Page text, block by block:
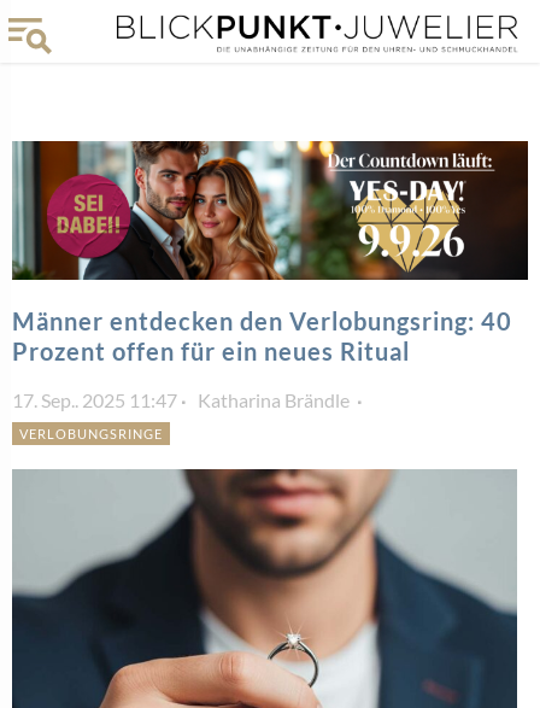
Männer entdecken den Verlobungsring: 40
Prozent offen für ein neues Ritual
17. Sep.. 2025 11:47 Katharina Brändle
VERLOBUNGSRINGE